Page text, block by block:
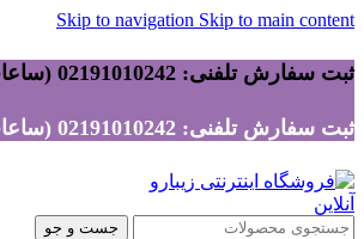
Skip to navigation Skip to main content
ثبت سفارش تلفنی: 02191010242 (ساعات اداری)
ثبت سفارش تلفنی: 02191010242 (ساعات اداری)
جست و جو